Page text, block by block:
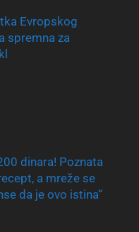
Evropskog
spremna za
dinara! Poznata
a mreže se
da je ovo istina“